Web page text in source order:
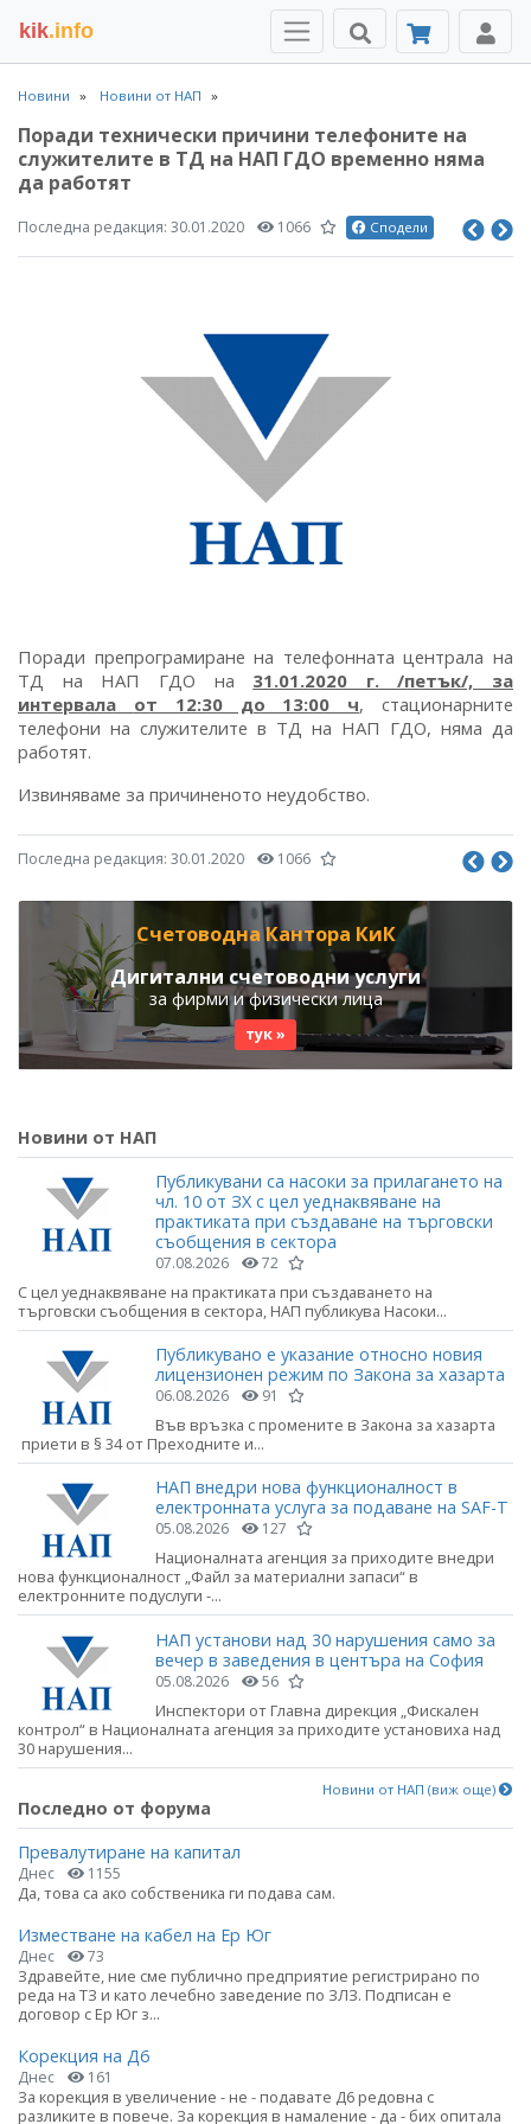
kik.info
Новини Новини от НАП
Поради технически причини телефоните на
служителите в ТД на НАП ГДО временно няма
да работят
Последна редакция: 30.01.2020 1066 Сподели
Поради препрограмиране на телефонната централа на
ТД на НАП ГДО на 31.01.2020 г. /петък/, за
интервала от 12:30 до 13:00 ч, стационарните
телефони на служителите в ТД на НАП ГДО, няма да
работят.
Извиняваме за причиненото неудобство.
Последна редакция: 30.01.2020 1066
Счетоводна Кантора КиК
Дигитални счетоводни услуги
за фирми и физически лица
тук »
Новини от НАП
Публикувани са насоки за прилагането на
чл. 10 от ЗХ с цел уеднаквяване на
практиката при създаване на търговски
съобщения в сектора
07.08.2026 72
С цел уеднаквяване на практиката при създаването на
търговски съобщения в сектора, НАП публикува Насоки...
Публикувано е указание относно новия
лицензионен режим по Закона за хазарта
06.08.2026 91
Във връзка с промените в Закона за хазарта
приети в § 34 от Преходните и...
НАП внедри нова функционалност в
електронната услуга за подаване на SAF-T
05.08.2026 127
Националната агенция за приходите внедри
нова функционалност „Файл за материални запаси“ в
електронните подуслуги -...
НАП установи над 30 нарушения само за
вечер в заведения в центъра на София
05.08.2026 56
Инспектори от Главна дирекция „Фискален
контрол“ в Националната агенция за приходите установиха над
30 нарушения...
Новини от НАП (виж още)
Последно от форума
Превалутиране на капитал
Днес 1155
Да, това са ако собственика ги подава сам.
Изместване на кабел на Ер Юг
Днес 73
Здравейте, ние сме публично предприятие регистрирано по
реда на ТЗ и като лечебно заведение по ЗЛЗ. Подписан е
договор с Ер Юг з...
Корекция на Д6
Днес 161
За корекция в увеличение - не - подавате Д6 редовна с
разликите в повече. За корекция в намаление - да - бих опитала